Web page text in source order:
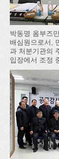
박동명 옴부즈
배심원으로서,
과 처분기관의
입장에서 조정